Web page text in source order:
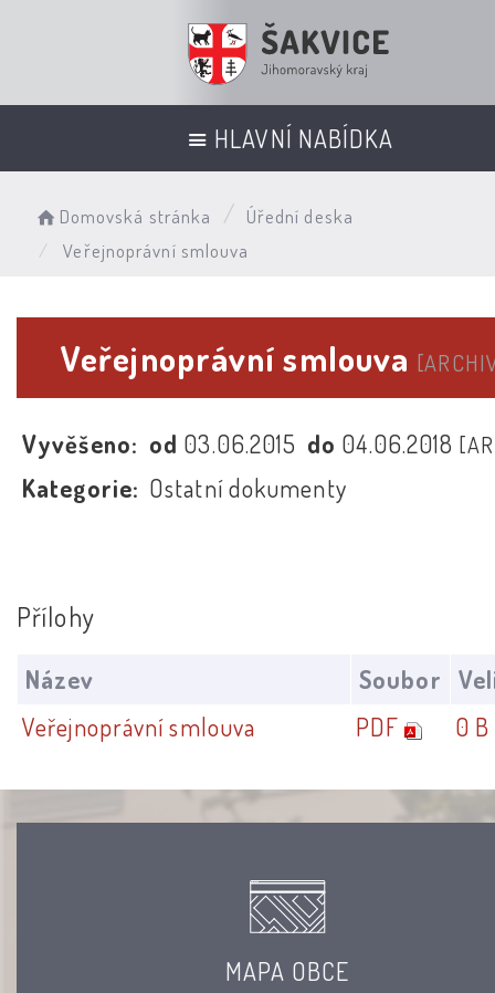
HLAVNÍ NABÍDKA
Domovská stránka
Úřední deska
Veřejnoprávní smlouva
Veřejnoprávní smlouva
Vyvěšeno: od 03.06.2015 do 04.06.2018
Kategorie: Ostatní dokumenty
Přílohy
Název Soubor
Veřejnoprávní smlouva
PDF 0 B
MAPA OBCE